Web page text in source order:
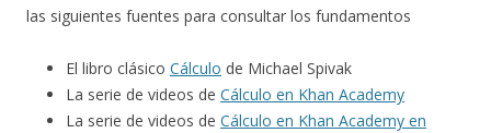
las siguientes fuentes para consultar los fundamentos
El libro clásico Cálculo de Michael Spivak
La serie de videos de Cálculo en Khan Academy
La serie de videos de Cálculo en Khan Academy en